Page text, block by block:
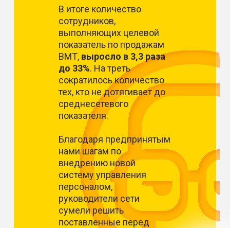
В итоге количество
сотрудников,
выполняющих целевой
показатель по продажам
ВМТ, выросло в 3,3 раза
до 33%. На треть
сократилось количество
тех, кто не дотягивает до
среднесетевого
показателя.
Благодаря предпринятым
нами шагам по
внедрению новой
систему управления
персоналом,
руководители сети
сумели решить
поставленные перед